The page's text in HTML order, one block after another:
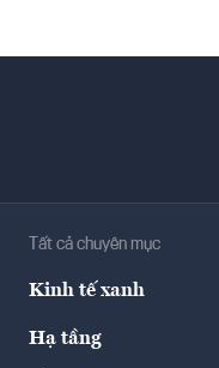
Tất cả chuyên mục
Kinh tế xanh
Hạ tầng